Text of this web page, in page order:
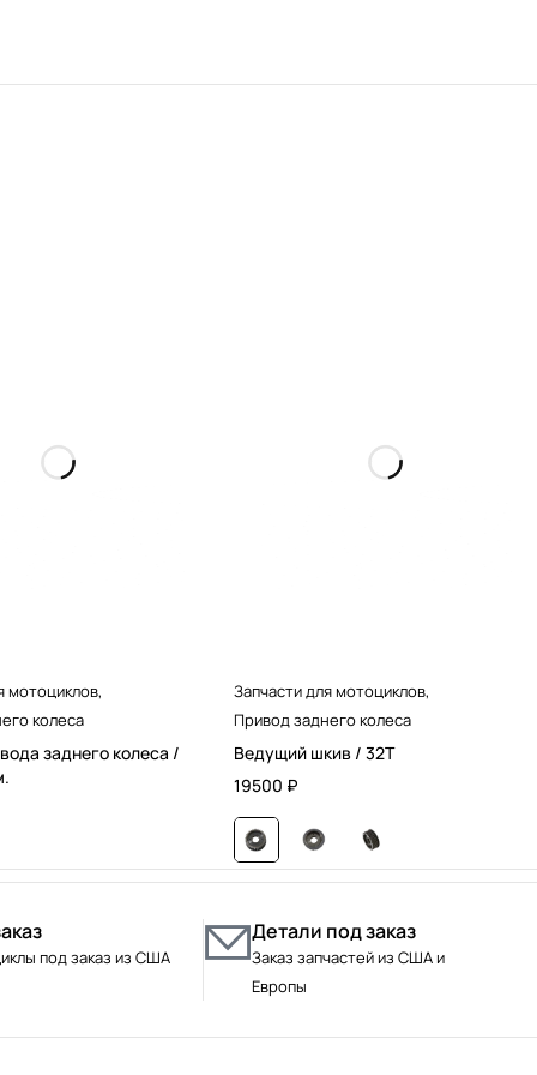
мотоциклов,
колеса
заднего колеса /
Запчасти для мотоциклов,
Привод заднего колеса
Ведущий шкив / 32T
19500 ₽
под заказ из США
Детали под заказ
Заказ запчастей из США и
Европы